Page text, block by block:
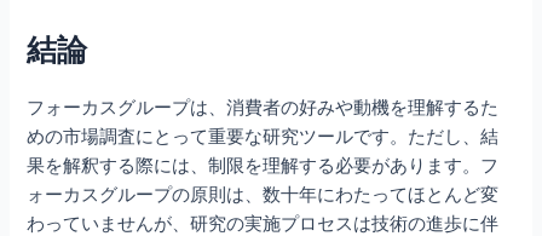
結論
フォーカスグループは、消費者の好みや動機を理解するた
めの市場調査にとって重要な研究ツールです。ただし、結
果を解釈する際には、制限を理解する必要があります。フ
ォーカスグループの原則は、数十年にわたってほとんど変
わっていませんが、研究の実施プロセスは技術の進歩に伴